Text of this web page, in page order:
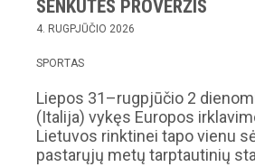
SENKUTĖS PROVERŽIS
4. RUGPJŪČIO 2026
SPORTAS
Liepos 31–rugpjūčio 2
(Italija) vykęs Europos
Lietuvos rinktinei tapo vienu
pastarųjų metų tarptautinių